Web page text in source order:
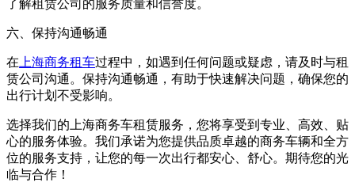
了解租赁公司的服务质量和信誉度。
六、保持沟通畅通
在 上海商务租车过程中，如遇到任何问题或疑虑，请及时与租
赁公司沟通。保持沟通畅通，有助于快速解决问题，确保您的
出行计划不受影响。
选择我们的上海商务车租赁服务，您将享受到专业、高效、贴
心的服务体验。我们承诺为您提供品质卓越的商务车辆和全方
位的服务支持，让您的每一次出行都安心、舒心。期待您的光
临与合作！